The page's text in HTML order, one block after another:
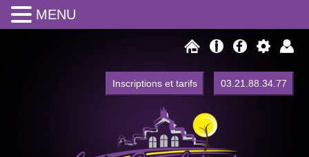
Inscriptions et tarifs 03.21.88.34.77
MENU